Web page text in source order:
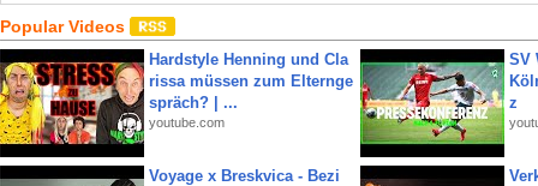
Popular Videos
Hardstyle Henning und Cla
rissa müssen zum Elternge
spräch? | ...
youtube.com
SV
z
Voyage x Breskvica - Bezi